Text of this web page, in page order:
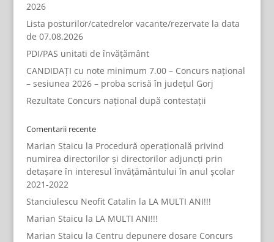
2026
Lista posturilor/catedrelor vacante/rezervate la data
de 07.08.2026
PDI/PAS unitati de învățământ
CANDIDAȚI cu note minimum 7.00 – Concurs național
– sesiunea 2026 – proba scrisă în județul Gorj
Rezultate Concurs național după contestații
Comentarii recente
Marian Staicu la Procedură operațională privind
numirea directorilor și directorilor adjuncți prin
detașare în interesul învățământului în anul școlar
2021-2022
Stanciulescu Neofit Catalin la LA MULTI ANI!!!
Marian Staicu la LA MULTI ANI!!!
Marian Staicu la Centru depunere dosare Concurs